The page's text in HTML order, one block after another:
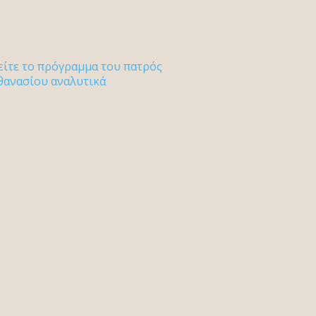
το πρόγραμμα του πατρός
αναλυτικά